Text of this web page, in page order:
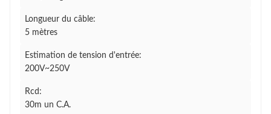
Longueur du câble:
5 mètres
Estimation de tension d'entrée:
200V~250V
Rcd:
30m un C.A.